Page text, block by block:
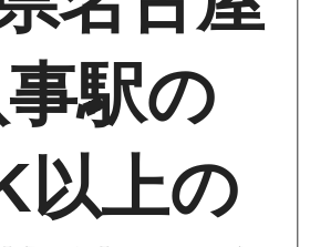
駅の
以上の